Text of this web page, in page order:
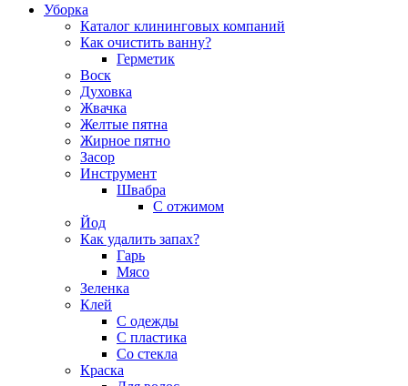
Уборка
Каталог клининговых компаний
Как очистить ванну?
Герметик
Воск
Духовка
Жвачка
Желтые пятна
Жирное пятно
Засор
Инструмент
Швабра
С отжимом
Йод
Как удалить запах?
Гарь
Мясо
Зеленка
Клей
С одежды
С пластика
Со стекла
Краска